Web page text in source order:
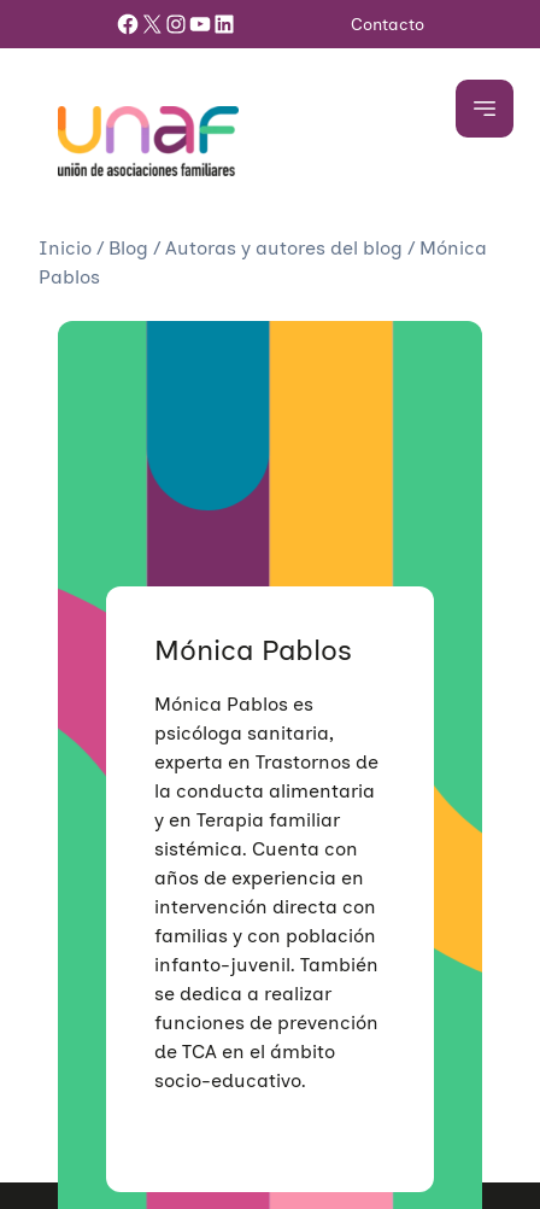
Facebook X InstagramYouTube LinkedIn Contacto
Inicio / Blog / Autoras y autores del blog / Mónica
Pablos
Mónica Pablos
Mónica Pablos es
psicóloga sanitaria,
experta en Trastornos de
la conducta alimentaria
y en Terapia familiar
sistémica. Cuenta con
años de experiencia en
intervención directa con
familias y con población
infanto-juvenil. También
se dedica a realizar
funciones de prevención
de TCA en el ámbito
socio-educativo.